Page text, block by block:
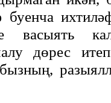
буенча
васыять
дөрес